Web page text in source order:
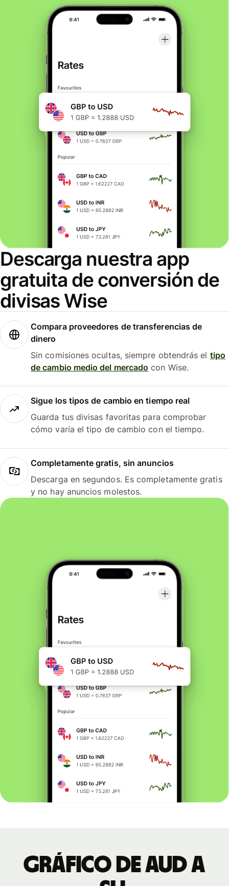
Descarga nuestra app
gratuita de conversión de
divisas Wise
Compara proveedores de transferencias de
dinero
Sin comisiones ocultas, siempre obtendrás el tipo
de cambio medio del mercado con Wise.
Sigue los tipos de cambio en tiempo real
Guarda tus divisas favoritas para comprobar
cómo varía el tipo de cambio con el tiempo.
Completamente gratis, sin anuncios
Descarga en segundos. Es completamente gratis
y no hay anuncios molestos.
Gráfico de AUD a